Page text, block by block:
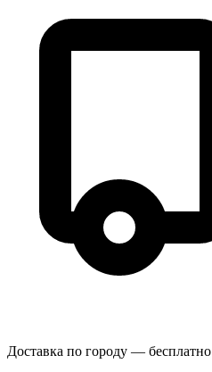
Доставка по городу — бесплатно